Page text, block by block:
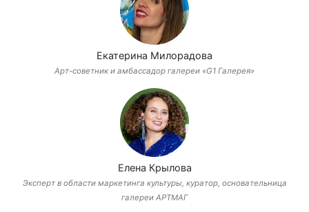
Екатерина Милорадова
Арт-советник и амбассадор галереи «G1 Галерея»
Елена Крылова
Эксперт в области маркетинга культуры, куратор, основательница
галереи АРТМАГ